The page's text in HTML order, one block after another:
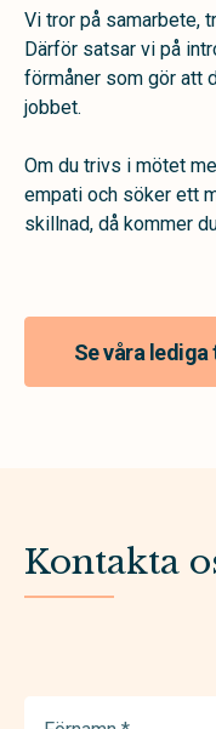
Vi tror på samarbete,
Därför satsar vi på
förmåner som gör att
jobbet.
Om du trivs i mötet
empati och söker ett
skillnad, då kommer
Se våra
Kontakta